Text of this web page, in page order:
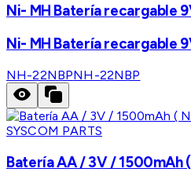
Ni- MH Batería recargable
Ni- MH Batería recargable
NH-22NBPNH-22NBP
SYSCOM PARTS
Batería AA / 3V / 1500mAh